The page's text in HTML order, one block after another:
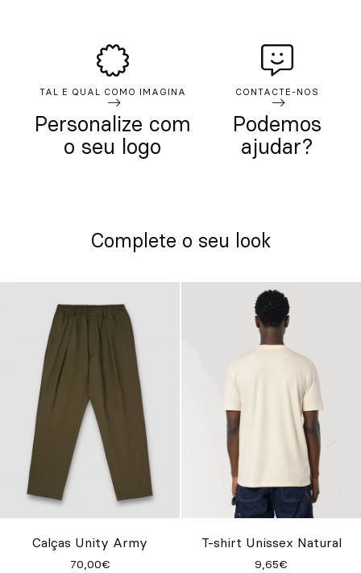
TAL E QUAL COMO IMAGINA
Personalize com
o seu logo
CONTACTE-NOS
Podemos
ajudar?
Complete o seu look
Calças Unity Army
70,00€
T-shirt Unissex Natural
9,65€